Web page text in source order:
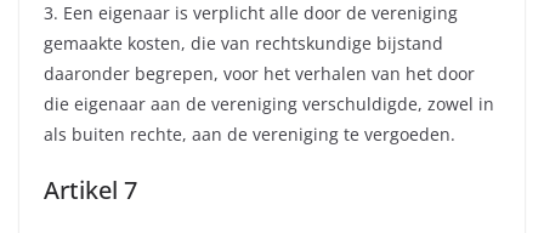
3. Een eigenaar is verplicht alle door de vereniging
gemaakte kosten, die van rechtskundige bijstand
daaronder begrepen, voor het verhalen van het door
die eigenaar aan de vereniging verschuldigde, zowel in
als buiten rechte, aan de vereniging te vergoeden.
Artikel 7